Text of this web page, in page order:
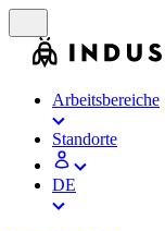
Arbeitsbereiche
Standorte
DE